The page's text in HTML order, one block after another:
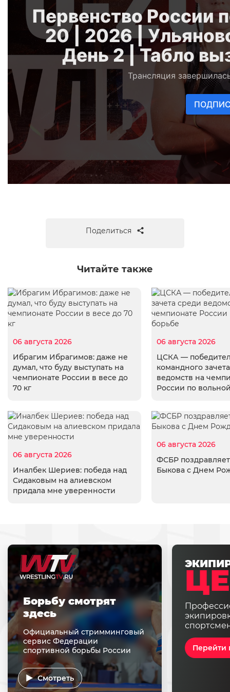
Поделиться
Читайте также
06 августа 2026
Ибрагим Ибрагимов: даже не
думал, что буду выступать на
чемпионате России в весе до
70 кг
06 августа 2026
ЦСКА —
командного
ведомств на
России по
06 августа 2026
Иналбек Шериев: победа над
Сидаковым на алиевском
придала мне уверенности
06 августа 2026
ФСБР
Быкова с Днем
Перейти
Борьбу смотрят
здесь
Официальный стримминговый
сервис Федерации
спортивной борьбы России
Смотреть